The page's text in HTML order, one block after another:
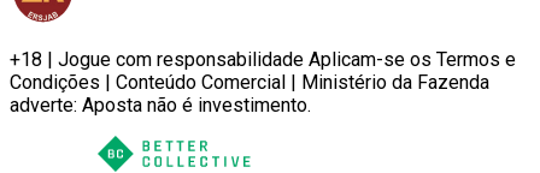
+18 | Jogue com responsabilidade Aplicam-se os Termos e
Condições | Conteúdo Comercial | Ministério da Fazenda
adverte: Aposta não é investimento.